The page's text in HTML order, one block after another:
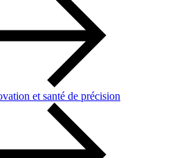
et santé de précision